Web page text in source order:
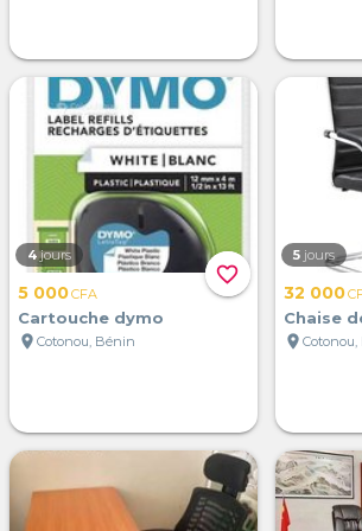
favorite_border
4 jours
5 000CFA
Cartouche dymo
location_on Cotonou, Bénin
5 jours
32 000
Chaise
location_on